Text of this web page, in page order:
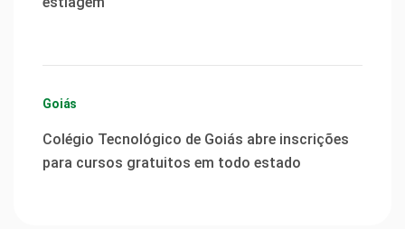
Goiás
Colégio Tecnológico de Goiás abre inscrições
para cursos gratuitos em todo estado